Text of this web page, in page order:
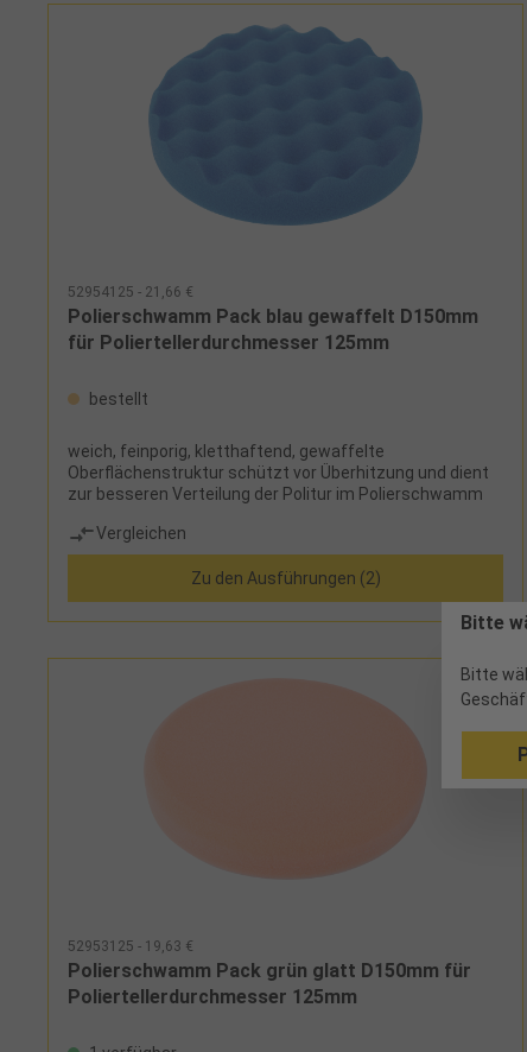
52954125 - 21,66 €
Polierschwamm Pack blau gewaffelt D150mm
für Poliertellerdurchmesser 125mm
bestellt
weich, feinporig, kletthaftend, gewaffelte
Oberflächenstruktur schützt vor Überhitzung und dient
zur besseren Verteilung der Politur im Polierschwamm
Vergleichen
Zu den Ausführungen (2)
52953125 - 19,63 €
Polierschwamm Pack grün glatt D150mm für
Poliertellerdurchmesser 125mm
Bitte
Bitte